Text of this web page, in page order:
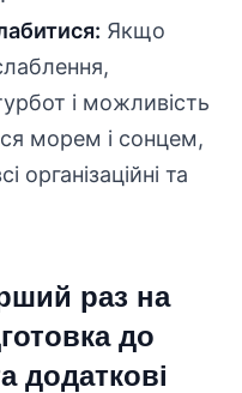
Якщо
і можливість
морем і сонцем,
організаційні та
раз на
до
додаткові